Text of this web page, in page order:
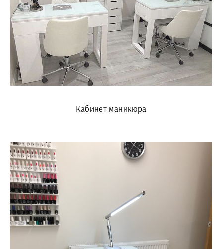
Кабинет маникюра